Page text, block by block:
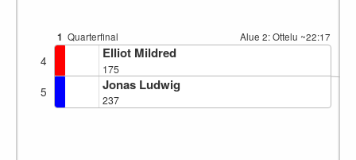
1 Quarterfinal Alue 2: Ottelu ~22:17
4 Elliot Mildred
175
5 Jonas Ludwig
237